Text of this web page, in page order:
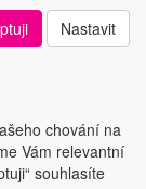
Nastavit
chování na
Vám relevantní
souhlasíte